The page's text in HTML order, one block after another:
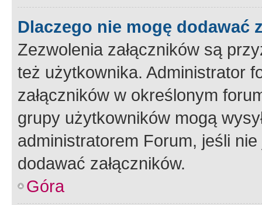
Dlaczego nie mogę dodawać
Zezwolenia załączników są
też użytkownika. Administrator
załączników w określonym
grupy użytkowników mogą
administratorem Forum, jeśli
dodawać załączników.
Góra